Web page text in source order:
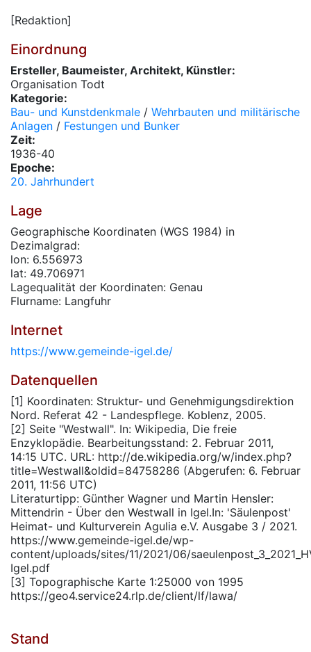
[Redaktion]
Einordnung
Ersteller, Baumeister, Architekt, Künstler:
Organisation Todt
Kategorie:
Bau- und Kunstdenkmale / Wehrbauten und militärische
Anlagen / Festungen und Bunker
Zeit:
1936-40
Epoche:
20. Jahrhundert
Lage
Geographische Koordinaten (WGS 1984) in
Dezimalgrad:
lon: 6.556973
lat: 49.706971
Lagequalität der Koordinaten: Genau
Flurname: Langfuhr
Internet
https://www.gemeinde-igel.de/
Datenquellen
[1] Koordinaten: Struktur- und Genehmigungsdirektion
Nord. Referat 42 - Landespflege. Koblenz, 2005.
[2] Seite "Westwall". In: Wikipedia, Die freie
Enzyklopädie. Bearbeitungsstand: 2. Februar 2011,
14:15 UTC. URL: http://de.wikipedia.org/w/index.php?
title=Westwall&oldid=84758286 (Abgerufen: 6. Februar
2011, 11:56 UTC)
Literaturtipp: Günther Wagner und Martin Hensler:
Mittendrin - Über den Westwall in Igel.In: 'Säulenpost'
Heimat- und Kulturverein Agulia e.V. Ausgabe 3 / 2021.
https://www.gemeinde-igel.de/wp-
content/uploads/sites/11/2021/06/
Igel.pdf
[3] Topographische Karte 1:25000 von 1995
https://geo4.service24.rlp.de/client/lf/lawa/
Stand